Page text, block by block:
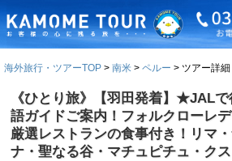
海外旅行・ツアーTOP 南米 ペルー ツアー詳細
《ひとり旅》【羽田発着】★JAL
語ガイドご案内！フォルクローレ
厳選レストランの食事付き！リマ
ナ・聖なる谷・マチュピチュ・ク